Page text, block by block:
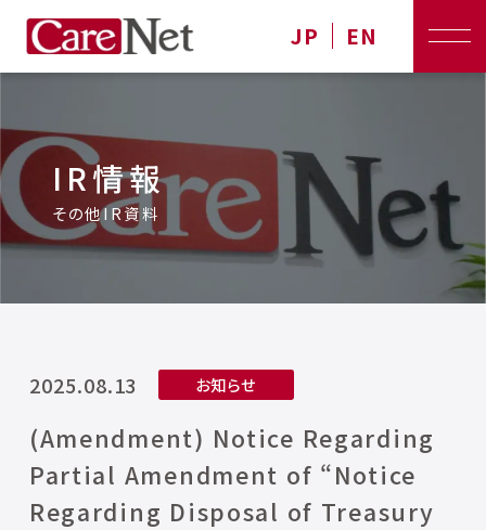
JP EN
IR情報
その他IR資料
2025.08.13 お知らせ
(Amendment) Notice Regarding
Partial Amendment of “Notice
Regarding Disposal of Treasury